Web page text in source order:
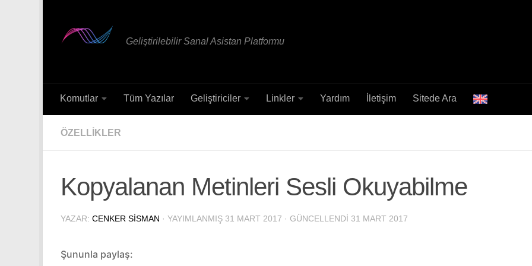
Geliştirilebilir Sanal Asistan Platformu
Komutlar Tüm Yazılar Geliştiriciler Linkler Yardım İletişim Sitede Ara
ÖZELLIKLER
Kopyalanan Metinleri Sesli Okuyabilme
YAZAR: CENKER SISMAN · YAYIMLANMIŞ 31 MART 2017 · GÜNCELLENDI 31 MART 2017
Şununla paylaş: